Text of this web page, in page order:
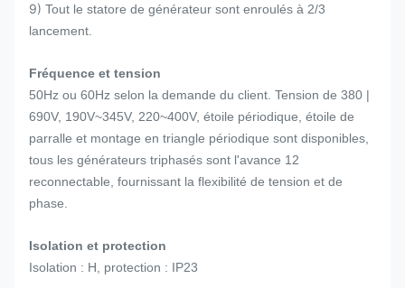
9) Tout le statore de générateur sont enroulés à 2/3
lancement.
Fréquence et tension
50Hz ou 60Hz selon la demande du client. Tension de 380 |
690V, 190V~345V, 220~400V, étoile périodique, étoile de
parralle et montage en triangle périodique sont disponibles,
tous les générateurs triphasés sont l'avance 12
reconnectable, fournissant la flexibilité de tension et de
phase.
Isolation et protection
Isolation : H, protection : IP23